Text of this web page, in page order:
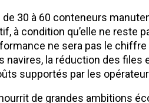
de 30 à 60 conteneurs
à condition qu’elle ne reste
ne sera pas le
navires, la réduction des
supportés par les
nourrit de grandes ambitions